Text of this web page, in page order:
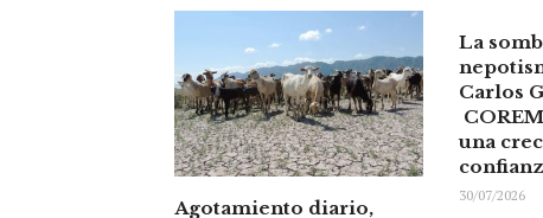
Agotamiento diario,
La
Carlos
una
30/07/2026